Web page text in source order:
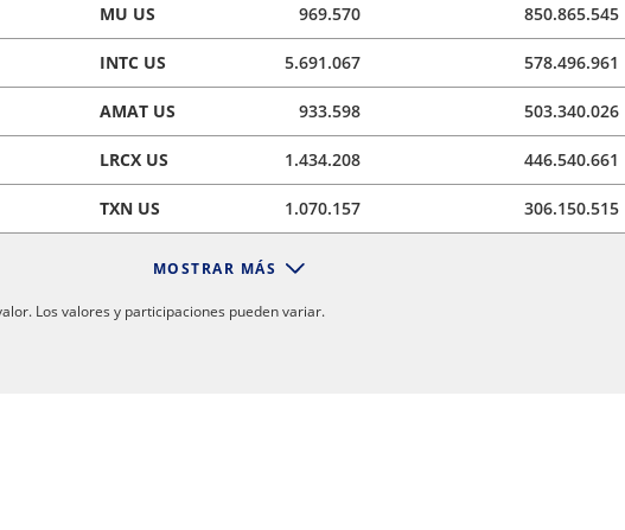
MU US 969.570 850.865.545
INTC US 5.691.067 578.496.961
AMAT US 933.598 503.340.026
LRCX US 1.434.208 446.540.661
TXN US 1.070.157 306.150.515
MOSTRAR MÁS
Los valores y participaciones pueden variar.